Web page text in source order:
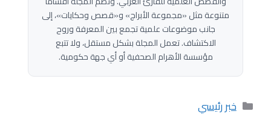
متنوعة مثل «مجموعة الأبراج» و«قصص وحكايات»، إلى
جانب موضوعات علمية تجمع بين المعرفة وروح
الاكتشاف. تعمل المجلة بشكل مستقل، ولا تتبع
مؤسسة الأهرام الصحفية أو أي جهة حكومية.
التصنيفات
خبر رئيسي